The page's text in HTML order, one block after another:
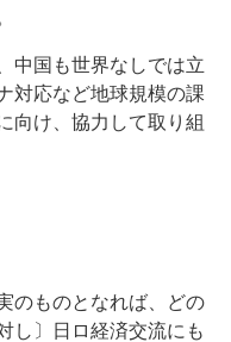
中国も世界なしでは立
対応など地球規模の課
向け、協力して取り組
のものとなれば、どの
し〕日ロ経済交流にも